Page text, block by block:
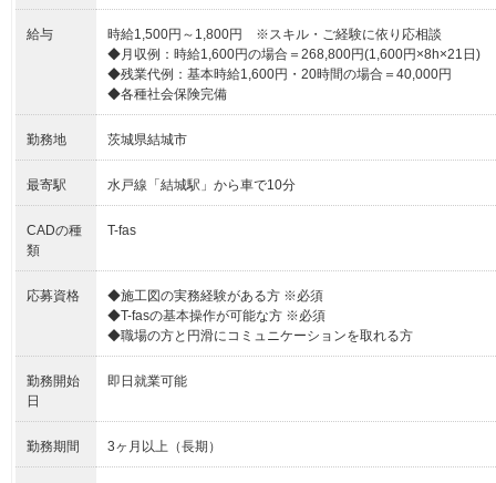
給与
時給1,500円～1,800円 ※スキル・ご経験に依り応相談
◆月収例：時給1,600円の場合＝268,800円(1,600円×8h×21日)
◆残業代例：基本時給1,600円・20時間の場合＝40,000円
◆各種社会保険完備
勤務地 茨城県結城市
最寄駅 水戸線「結城駅」から車で10分
CADの種
類
T-fas
応募資格
◆施工図の実務経験がある方 ※必須
◆T-fasの基本操作が可能な方 ※必須
◆職場の方と円滑にコミュニケーションを取れる方
勤務開始
日
即日就業可能
勤務期間 3ヶ月以上（長期）